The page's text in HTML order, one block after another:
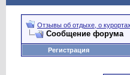
Отзывы об отдыхе, о
Сообщение форума
Регистрация